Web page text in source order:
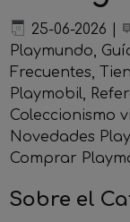
25-06-2026
Playmundo,
Frecuentes,
Playmobil,
Coleccionismo
Novedades
Comprar
Sobre el